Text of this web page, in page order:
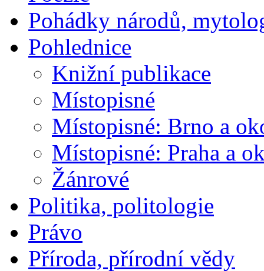
Pohádky národů,
Pohlednice
Knižní publikace
Místopisné
Místopisné: Brno a
Místopisné: Praha a
Žánrové
Politika, politologie
Právo
Příroda, přírodní vědy